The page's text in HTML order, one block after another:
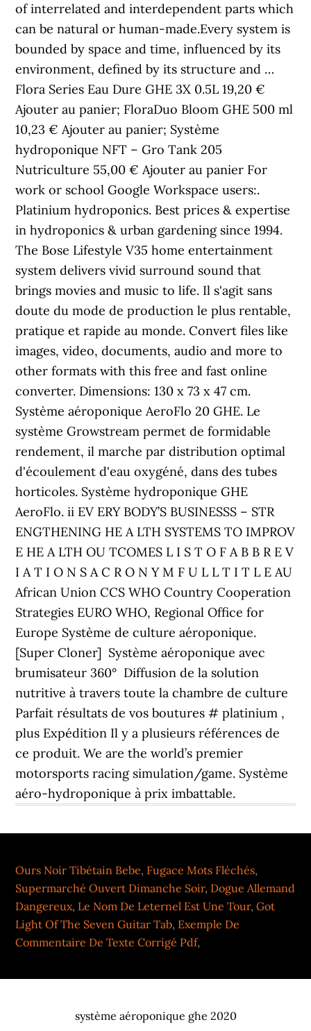
of interrelated and interdependent parts which
can be natural or human-made.Every system is
bounded by space and time, influenced by its
environment, defined by its structure and …
Flora Series Eau Dure GHE 3X 0.5L 19,20 €
Ajouter au panier; FloraDuo Bloom GHE 500 ml
10,23 € Ajouter au panier; Système
hydroponique NFT – Gro Tank 205
Nutriculture 55,00 € Ajouter au panier For
work or school Google Workspace users:.
Platinium hydroponics. Best prices & expertise
in hydroponics & urban gardening since 1994.
The Bose Lifestyle V35 home entertainment
system delivers vivid surround sound that
brings movies and music to life. Il s'agit sans
doute du mode de production le plus rentable,
pratique et rapide au monde. Convert files like
images, video, documents, audio and more to
other formats with this free and fast online
converter. Dimensions: 130 x 73 x 47 cm.
Système aéroponique AeroFlo 20 GHE. Le
système Growstream permet de formidable
rendement, il marche par distribution optimal
d'écoulement d'eau oxygéné, dans des tubes
horticoles. Système hydroponique GHE
AeroFlo. ii EV ERY BODY’S BUSINESSS – STR
ENGTHENING HE A LTH SYSTEMS TO IMPROV
E HE A LTH OU TCOMES L I S T O F A B B R E V
I A T I O N S A C R O N Y M F U L L T I T L E AU
African Union CCS WHO Country Cooperation
Strategies EURO WHO, Regional Office for
Europe Système de culture aéroponique.
[Super Cloner] ️ Système aéroponique avec
brumisateur 360° ️ Diffusion de la solution
nutritive à travers toute la chambre de culture ️
Parfait résultats de vos boutures # platinium ,
plus Expédition Il y a plusieurs références de
ce produit. We are the world’s premier
motorsports racing simulation/game. Système
aéro-hydroponique à prix imbattable.
Ours Noir Tibétain Bebe, Fugace Mots Fléchés,
Supermarché Ouvert Dimanche Soir, Dogue Allemand
Dangereux, Le Nom De Leternel Est Une Tour,Got
Light Of The Seven Guitar Tab, Exemple De
Commentaire De Texte Corrigé Pdf,
système aéroponique ghe 2020